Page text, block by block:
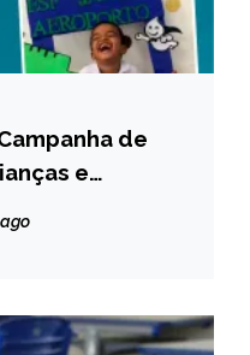
de
e